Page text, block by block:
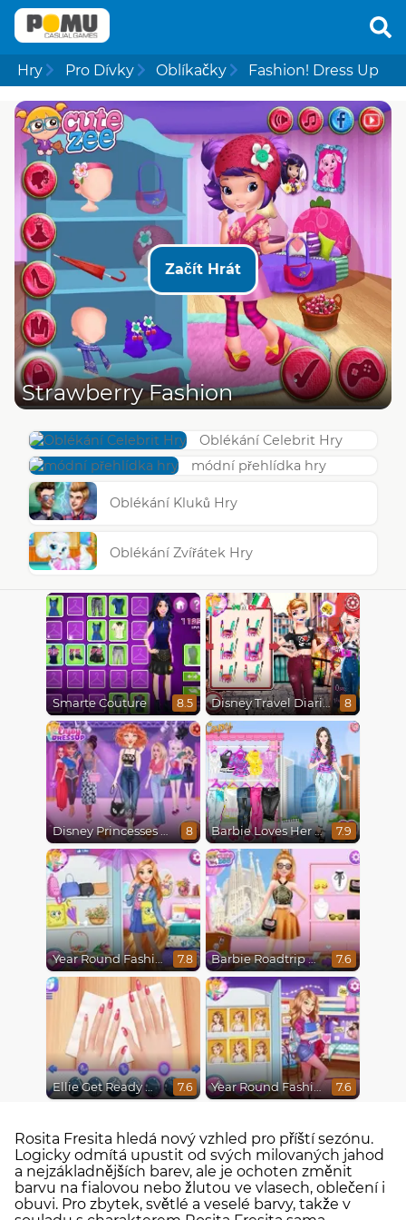
Hry Pro Dívky Oblíkačky Fashion! Dress Up
Začít Hrát
Strawberry Fashion
Oblékání Celebrit Hry
módní přehlídka hry
Oblékání Kluků Hry
Oblékání Zvířátek Hry
Smarte Couture 8.5 Disney Travel Diaries: City Break 8
Disney Princesses Runway Show 8 Barbie Loves Her Job 7.9
Year Round Fashionista Rapunzel 7.8 Barbie Roadtrip Adventure 7.6
Ellie Get Ready With Me 2 7.6 Year Round Fashionista Belle 7.6
Rosita Fresita hledá nový vzhled pro příští sezónu.
Logicky odmítá upustit od svých milovaných jahod
a nejzákladnějších barev, ale je ochoten změnit
barvu na fialovou nebo žlutou ve vlasech, oblečení i
obuvi. Pro zbytek, světlé a veselé barvy, takže v